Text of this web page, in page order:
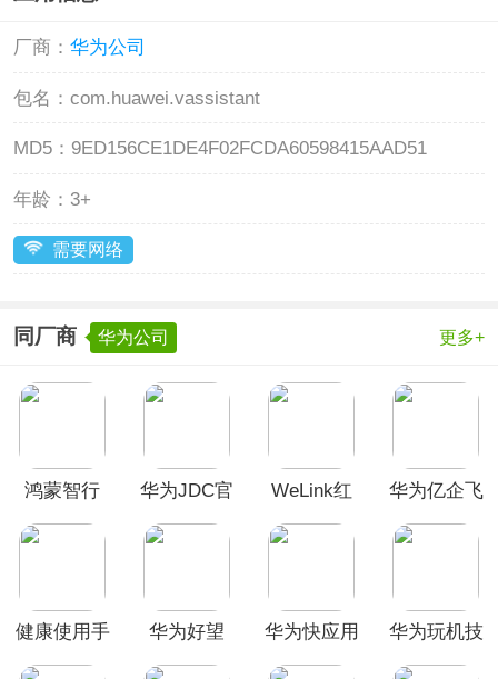
厂商： 华为公司
包名： com.huawei.vassistant
MD5： 9ED156CE1DE4F02FCDA60598415AAD51
年龄： 3+
需要网络
同厂商 华为公司 更多+
鸿蒙智行
华为JDC官
WeLink红
华为亿企飞
健康使用手
华为好望
华为快应用
华为玩机技